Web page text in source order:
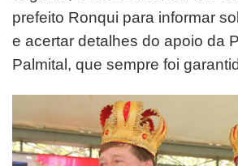
prefeito Ronqui para informar
e acertar detalhes do apoio da
Palmital, que sempre foi